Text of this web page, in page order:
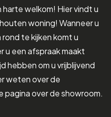
welkom! Hier vindt u
woning! Wanneer u
te kijken komt u
u een afspraak maakt
hebben om u vrijblijvend
weten over de
pagina over de showroom.